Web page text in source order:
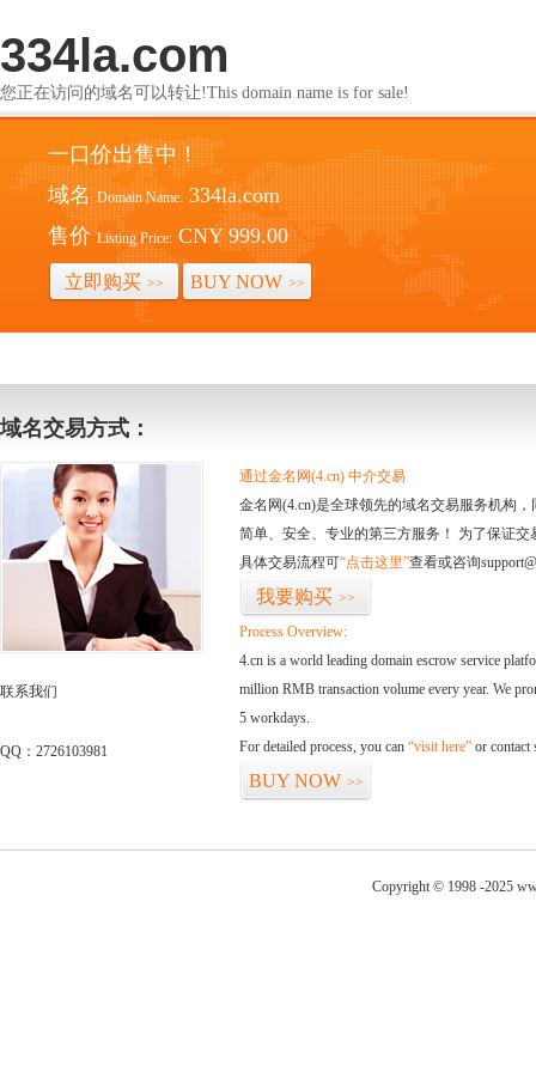
334la.com
您正在访问的域名可以转让!This domain name is for sale!
一口价出售中！
域名 Domain Name: 334la.com
售价 Listing Price: CNY 999.00
立即购买 >> BUY NOW >>
域名交易方式：
联系我们
QQ：2726103981
通过金名网(4.cn) 中介交易
金名网(4.cn)是全球领先的域名交易服务机构
简单、安全、专业的第三方服务！ 为了保证
具体交易流程可“点击这里”查看或咨询
我要购买 >>
Process Overview:
4.cn is a world leading domain escrow service
million RMB transaction volume every year. We
5 workdays.
For detailed process, you can “visit here” or contact
BUY NOW >>
Copyright © 1998 -2025